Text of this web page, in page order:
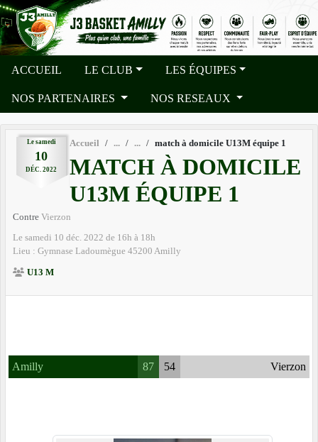
ACCUEIL LE CLUB LES ÉQUIPES
NOS PARTENAIRES NOS RESEAUX
Le samedi
10
DÉC. 2022
Accueil match à domicile U13M équipe 1
MATCH À DOMICILE
U13M ÉQUIPE 1
Contre Vierzon
Le samedi 10 déc. 2022 de 16h à 18h
Lieu : Gymnase Ladoumègue 45200 Amilly
U13 M
Amilly 87 54 Vierzon
Panneau de gestion des cookies